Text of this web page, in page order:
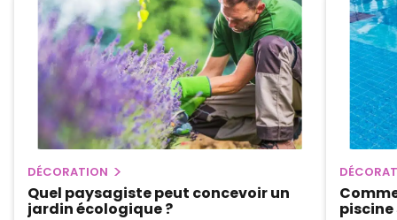
DÉCORATION
Quel paysagiste peut concevoir un
jardin écologique ?